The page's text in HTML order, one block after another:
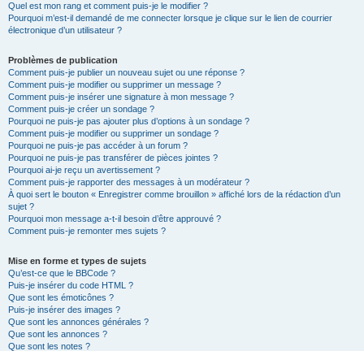
Quel est mon rang et comment puis-je le modifier ?
Pourquoi m’est-il demandé de me connecter lorsque je clique sur le lien de courrier
électronique d’un utilisateur ?
Problèmes de publication
Comment puis-je publier un nouveau sujet ou une réponse ?
Comment puis-je modifier ou supprimer un message ?
Comment puis-je insérer une signature à mon message ?
Comment puis-je créer un sondage ?
Pourquoi ne puis-je pas ajouter plus d’options à un sondage ?
Comment puis-je modifier ou supprimer un sondage ?
Pourquoi ne puis-je pas accéder à un forum ?
Pourquoi ne puis-je pas transférer de pièces jointes ?
Pourquoi ai-je reçu un avertissement ?
Comment puis-je rapporter des messages à un modérateur ?
À quoi sert le bouton « Enregistrer comme brouillon » affiché lors de la rédaction d’un
sujet ?
Pourquoi mon message a-t-il besoin d’être approuvé ?
Comment puis-je remonter mes sujets ?
Mise en forme et types de sujets
Qu’est-ce que le BBCode ?
Puis-je insérer du code HTML ?
Que sont les émoticônes ?
Puis-je insérer des images ?
Que sont les annonces générales ?
Que sont les annonces ?
Que sont les notes ?